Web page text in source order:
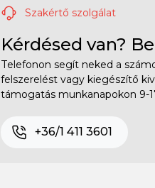
Szakértő szolgálat
Kérdésed van?
Telefonon segít neked a
felszerelést vagy kiegészítő
támogatás munkanapokon 9-
+36/1 411 3601